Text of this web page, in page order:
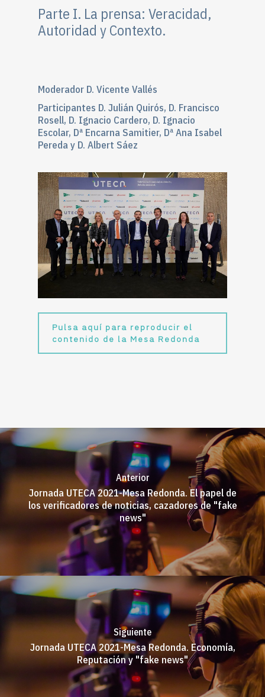
Parte I. La prensa: Veracidad,
Autoridad y Contexto.
Moderador D. Vicente Vallés
Participantes D. Julián Quirós, D. Francisco
Rosell, D. Ignacio Cardero, D. Ignacio
Escolar, Dª Encarna Samitier, Dª Ana Isabel
Pereda y D. Albert Sáez
Pulsa aquí para reproducir el
contenido de la Mesa Redonda
Anterior
Jornada UTECA 2021-Mesa Redonda. El papel de
los verificadores de noticias, cazadores de "fake
news"
Siguiente
Jornada UTECA 2021-Mesa Redonda. Economía,
Reputación y "fake news"